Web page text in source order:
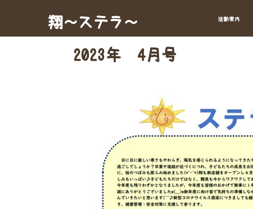
翔～ステラ～ 活動案内
2023年 4月号